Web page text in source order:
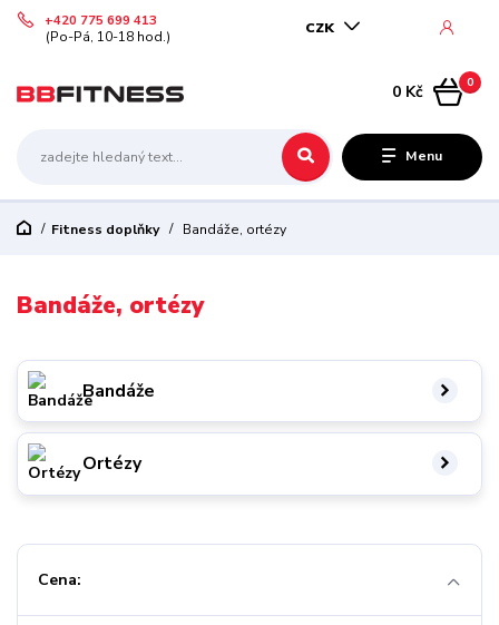
Menu
CZK
+420 775 699 413
(Po-Pá, 10-18 hod.)
0
0 Kč
Fitness doplňky Bandáže, ortézy
Bandáže, ortézy
Bandáže
Ortézy
Cena: